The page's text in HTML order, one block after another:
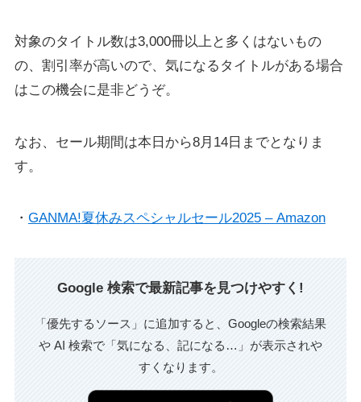
対象のタイトル数は3,000冊以上と多くはないもの
の、割引率が高いので、気になるタイトルがある場合
はこの機会に是非どうぞ。
なお、セール期間は本日から8月14日までとなりま
す。
・ GANMA!夏休みスペシャルセール2025 – Amazon
Google 検索で最新記事を見つけやすく!
「優先するソース」に追加すると、Googleの検索結果
や AI 検索で「気になる、記になる…」が表示されや
すくなります。